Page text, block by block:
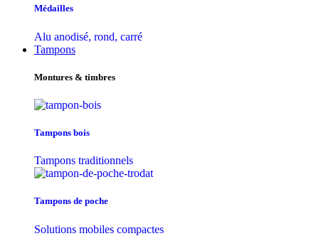
Médailles
Alu anodisé, rond, carré
Tampons
Montures & timbres
Tampons bois
Tampons traditionnels
Tampons de poche
Solutions mobiles compactes